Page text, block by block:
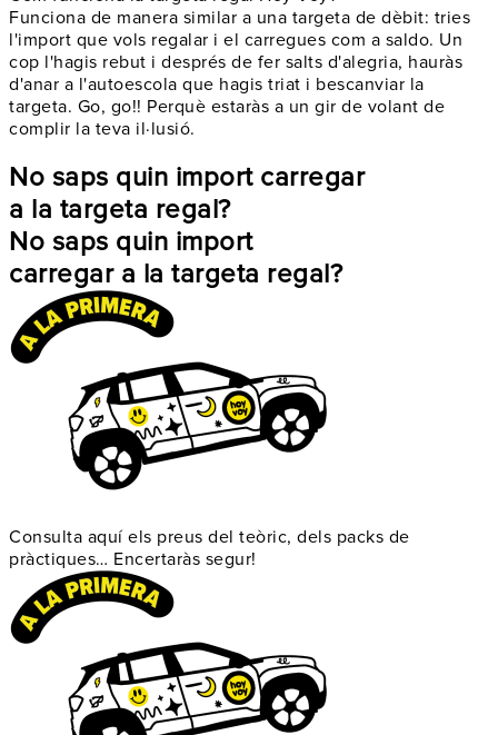
Funciona de manera similar a una targeta de dèbit: tries
l'import que vols regalar i el carregues com a saldo. Un
cop l'hagis rebut i després de fer salts d'alegria, hauràs
d'anar a l'autoescola que hagis triat i bescanviar la
targeta. Go, go!! Perquè estaràs a un gir de volant de
complir la teva il·lusió.
No saps quin import carregar
a la targeta regal?
No saps quin import
carregar a la targeta regal?
Consulta aquí els preus del teòric, dels packs de
pràctiques… Encertaràs segur!